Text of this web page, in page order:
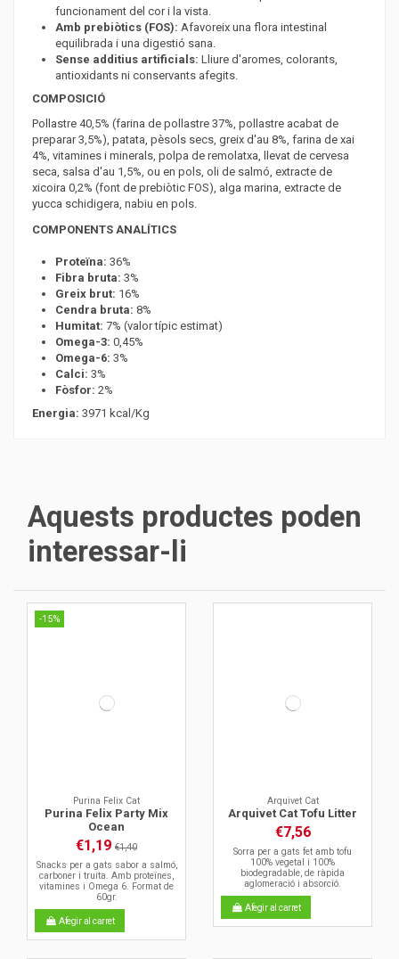
funcionament del cor i la vista.
Amb prebiòtics (FOS): Afavoreix una flora intestinal
equilibrada i una digestió sana.
Sense additius artificials: Lliure d'aromes, colorants,
antioxidants ni conservants afegits.
COMPOSICIÓ
Pollastre 40,5% (farina de pollastre 37%, pollastre acabat de
preparar 3,5%), patata, pèsols secs, greix d'au 8%, farina de xai
4%, vitamines i minerals, polpa de remolatxa, llevat de cervesa
seca, salsa d'au 1,5%, ou en pols, oli de salmó, extracte de
xicoira 0,2% (font de prebiòtic FOS), alga marina, extracte de
yucca schidigera, nabiu en pols.
COMPONENTS ANALÍTICS
Proteïna: 36%
Fibra bruta: 3%
Greix brut: 16%
Cendra bruta: 8%
Humitat: 7% (valor típic estimat)
Omega-3: 0,45%
Omega-6: 3%
Calci: 3%
Fòsfor: 2%
Energia: 3971 kcal/Kg
Aquests productes poden
interessar-li
-15%
Purina Felix Cat
Purina Felix Party Mix
Ocean
€1,19 €1,40
Snacks per a gats sabor a salmó,
carboner i truita. Amb proteïnes,
vitamines i Omega 6. Format de
60gr.
Afegir al carret
Arquivet Cat
Arquivet Cat Tofu Litter
€7,56
Sorra per a gats fet amb tofu
100% vegetal i 100%
biodegradable, de ràpida
aglomeració i absorció.
Afegir al carret